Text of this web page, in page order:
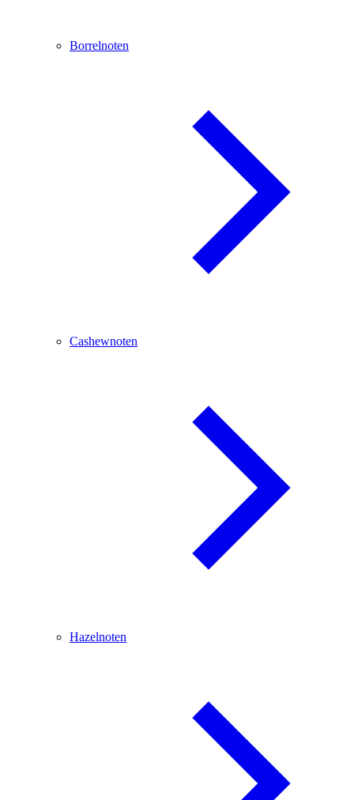
Borrelnoten
Cashewnoten
Hazelnoten